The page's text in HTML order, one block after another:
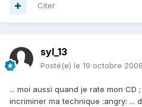
Citer
syl_13
Posté(e) le 19 octobre 2008
... moi aussi quand je rate mon CD
incriminer ma technique :angry: ...